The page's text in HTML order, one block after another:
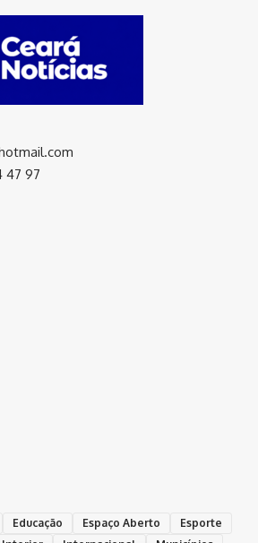
47 97
Educação Espaço Aberto
Esporte